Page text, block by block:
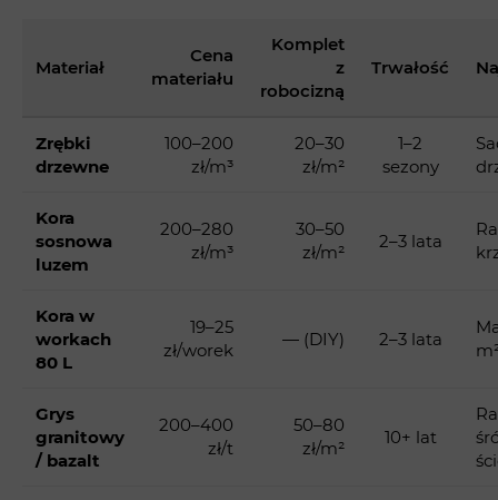
Materiał
Cena
materiału
Komplet
z
robocizną
Trwałość
Zrębki
drzewne
100–200
zł/m³
20–30
zł/m²
1–2
sezony
Kora
sosnowa
luzem
200–280
zł/m³
30–50
zł/m²
2–3 lata
Kora w
workach
80 L
19–25
zł/worek
— (DIY) 2–3 lata
Grys
granitowy
/ bazalt
200–400
zł/t
50–80
zł/m²
10+ lat